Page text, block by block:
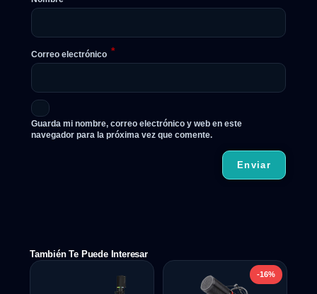
Correo electrónico *
Guarda mi nombre, correo electrónico y web en este
navegador para la próxima vez que comente.
También Te Puede Interesar
-16%